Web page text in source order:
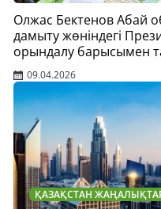
Олжас Бектенов Абай
дамыту жөніндегі
орындалу барысымен
09.04.2026
ҚАЗАҚСТАН